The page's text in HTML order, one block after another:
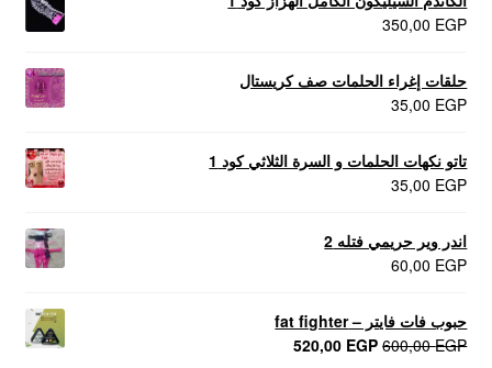
350,00 EGP
حلقات إغراء الحلمات صف كريستال
35,00 EGP
تاتو نكهات الحلمات و السرة الثلاثي كود 1
35,00 EGP
اندر وير حريمي فتله 2
60,00 EGP
حبوب فات فايتر – fat fighter
600,00EGP
السعر520,00 EGP
السعر